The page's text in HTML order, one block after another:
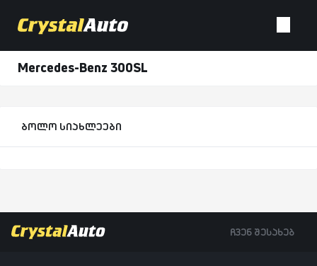
Mercedes-Benz 300SL
ბოლო სიახლეები
ჩვენ შესახებ